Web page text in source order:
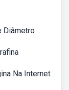
Diâmetro
Na Internet